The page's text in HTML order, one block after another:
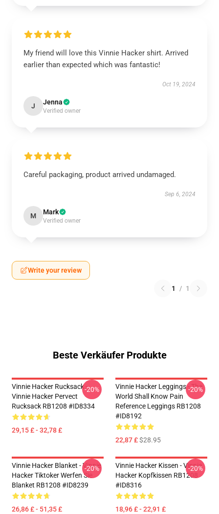
My friend will love this Vinnie Hacker shirt. Arrived
earlier than expected which was fantastic!
Oct 19, 2024
J Jenna
Verified owner
Careful packaging, product arrived undamaged.
Sep 6, 2024
M Mark
Verified owner
Write your review
1 / 1
Beste Verkäufer Produkte
Vinnie Hacker Rucksack -
Vinnie Hacker Pervect
Rucksack RB1208 #ID8334
29,15 £ - 32,78 £
-20%
Vinnie Hacker Leggings - The
World Shall Know Pain
Reference Leggings RB1208
#ID8192
22,87 £$28.95
-20%
Vinnie Hacker Blanket - Vinnie
Hacker Tiktoker Werfen Sie
Blanket RB1208 #ID8239
26,86 £ - 51,35 £
-20%
Vinnie Hacker Kissen - Vinnie
Hacker Kopfkissen RB1208
#ID8316
18,96 £ - 22,91 £
-20%